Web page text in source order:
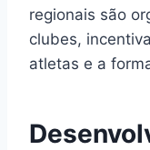
regionais são
clubes,
atletas e a